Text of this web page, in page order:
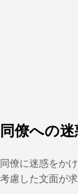
同僚への
同僚に迷惑をか
考慮した文面が求